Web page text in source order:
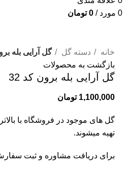
0 مورد /
0 تومان
خانه
دسته گل
گل آرایی بله
بازگشت به محصولات
گل آرایی بله برون کد 32
1,100,000 تومان
گل های موجود در فروشگاه با
تهیه میشوند.
برای دریافت مشاوره و ثبت سفارش